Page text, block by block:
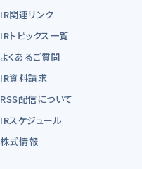
IR関連リンク
IRトピックス一覧
よくあるご質問
IR資料請求
RSS配信について
IRスケジュール
株式情報